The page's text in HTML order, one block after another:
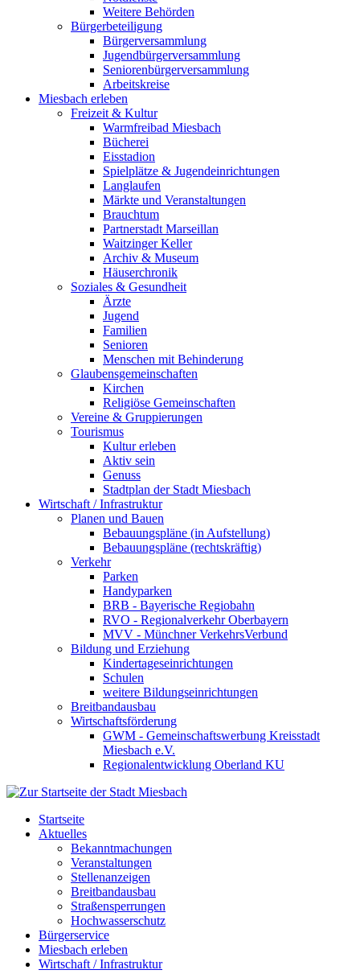
Weitere Behörden
Bürgerbeteiligung
Bürgerversammlung
Jugendbürgerversammlung
Seniorenbürgerversammlung
Arbeitskreise
Miesbach erleben
Freizeit & Kultur
Warmfreibad Miesbach
Bücherei
Eisstadion
Spielplätze & Jugendeinrichtungen
Langlaufen
Märkte und Veranstaltungen
Brauchtum
Partnerstadt Marseillan
Waitzinger Keller
Archiv & Museum
Häuserchronik
Soziales & Gesundheit
Ärzte
Jugend
Familien
Senioren
Menschen mit Behinderung
Glaubensgemeinschaften
Kirchen
Religiöse Gemeinschaften
Vereine & Gruppierungen
Tourismus
Kultur erleben
Aktiv sein
Genuss
Stadtplan der Stadt Miesbach
Wirtschaft / Infrastruktur
Planen und Bauen
Bebauungspläne (in Aufstellung)
Bebauungspläne (rechtskräftig)
Verkehr
Parken
Handyparken
BRB - Bayerische Regiobahn
RVO - Regionalverkehr Oberbayern
MVV - Münchner VerkehrsVerbund
Bildung und Erziehung
Kindertageseinrichtungen
Schulen
weitere Bildungseinrichtungen
Breitbandausbau
Wirtschaftsförderung
GWM - Gemeinschaftswerbung Kreisstadt
Miesbach e.V.
Regionalentwicklung Oberland KU
Startseite
Aktuelles
Bekanntmachungen
Veranstaltungen
Stellenanzeigen
Breitbandausbau
Straßensperrungen
Hochwasserschutz
Bürgerservice
Miesbach erleben
Wirtschaft / Infrastruktur